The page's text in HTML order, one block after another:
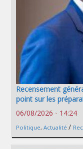
Recensement
point sur les
06/08/2026 - 14:24
Politique, Actualité /